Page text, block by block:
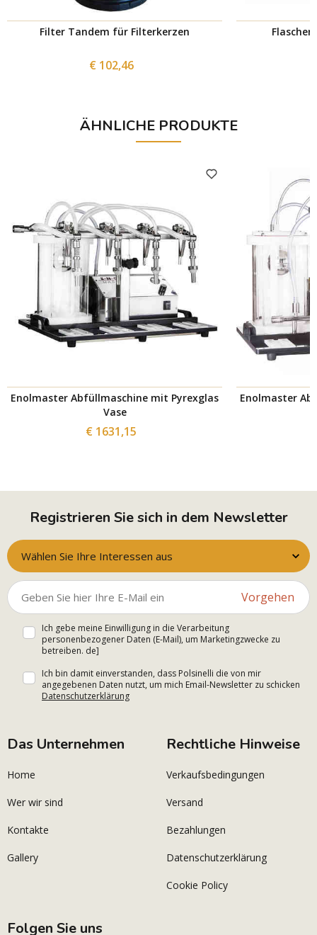
Filter Tandem für Filterkerzen
€ 102,46
ÄHNLICHE PRODUKTE
Enolmaster Abfüllmaschine mit Pyrexglas
Vase
€ 1631,15
Enolmaster
Registrieren Sie sich in dem Newsletter
Wählen Sie Ihre Interessen aus
Vorgehen
Ich gebe meine Einwilligung in die Verarbeitung
personenbezogener Daten (E-Mail), um Marketingzwecke zu
betreiben. de]
Ich bin damit einverstanden, dass Polsinelli die von mir
angegebenen Daten nutzt, um mich Email-Newsletter zu schicken
Datenschutzerklärung
Das Unternehmen
Home
Wer wir sind
Kontakte
Gallery
Rechtliche Hinweise
Verkaufsbedingungen
Versand
Bezahlungen
Datenschutzerklärung
Cookie Policy
Folgen Sie uns